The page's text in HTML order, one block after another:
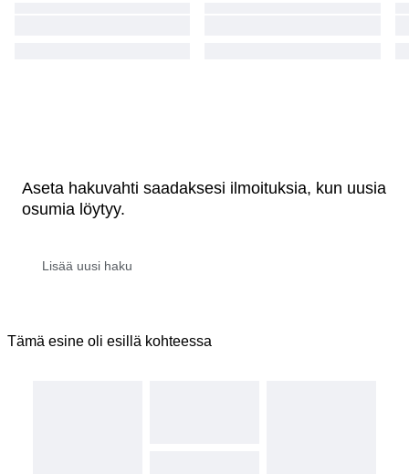
Aseta hakuvahti saadaksesi ilmoituksia, kun uusia
osumia löytyy.
Tämä esine oli esillä kohteessa